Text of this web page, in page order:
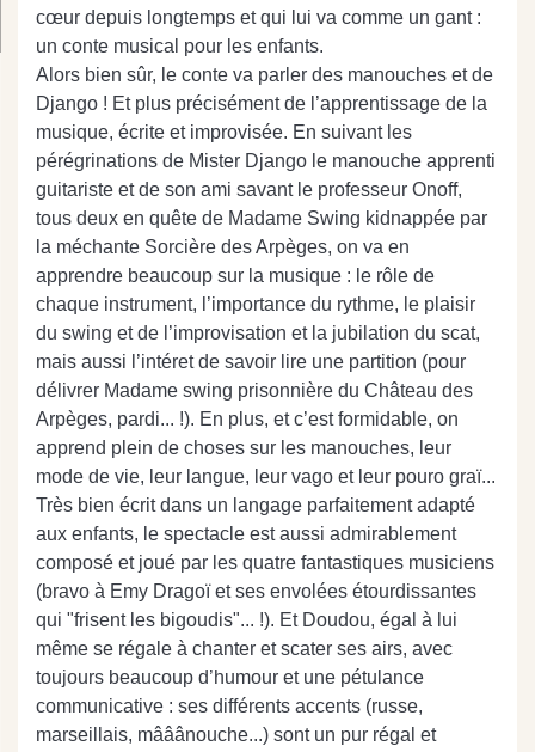
cœur depuis longtemps et qui lui va comme un gant :
un conte musical pour les enfants.
Alors bien sûr, le conte va parler des manouches et de
Django ! Et plus précisément de l’apprentissage de la
musique, écrite et improvisée. En suivant les
pérégrinations de Mister Django le manouche apprenti
guitariste et de son ami savant le professeur Onoff,
tous deux en quête de Madame Swing kidnappée par
la méchante Sorcière des Arpèges, on va en
apprendre beaucoup sur la musique : le rôle de
chaque instrument, l’importance du rythme, le plaisir
du swing et de l’improvisation et la jubilation du scat,
mais aussi l’intéret de savoir lire une partition (pour
délivrer Madame swing prisonnière du Château des
Arpèges, pardi... !). En plus, et c’est formidable, on
apprend plein de choses sur les manouches, leur
mode de vie, leur langue, leur vago et leur pouro graï...
Très bien écrit dans un langage parfaitement adapté
aux enfants, le spectacle est aussi admirablement
composé et joué par les quatre fantastiques musiciens
(bravo à Emy Dragoï et ses envolées étourdissantes
qui "frisent les bigoudis"... !). Et Doudou, égal à lui
même se régale à chanter et scater ses airs, avec
toujours beaucoup d’humour et une pétulance
communicative : ses différents accents (russe,
marseillais, mââânouche...) sont un pur régal et